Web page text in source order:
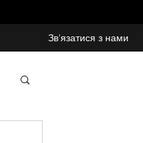
Зв'язатися з нами